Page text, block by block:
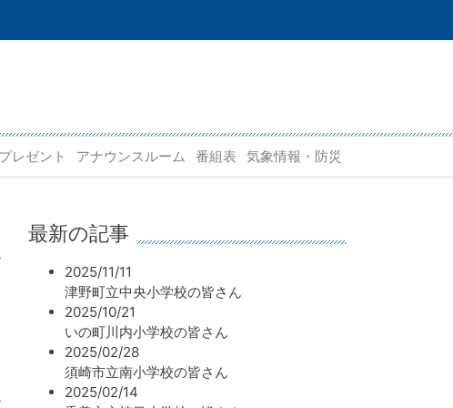
レゼント アナウンスルーム 番組表 気象情報・防災
最新の記事
2025/11/11
津野町立中央小学校の皆さん
2025/10/21
いの町川内小学校の皆さん
2025/02/28
須崎市立南小学校の皆さん
2025/02/14